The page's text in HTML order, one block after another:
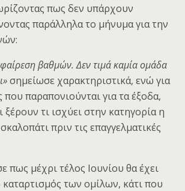
πως δεν υπάρχουν
παράλληλα το μήνυμα για την
βαθμών. Δεν τιμά καμία ομάδα
σημείωσε χαρακτηριστικά, ενώ για
παραπονιούνται για τα έξοδα,
ξέρουν τι ισχύει στην κατηγορία η
πριν τις επαγγελματικές
πως μέχρι τέλος Ιουνίου θα έχει
καταρτισμός των ομίλων, κάτι που